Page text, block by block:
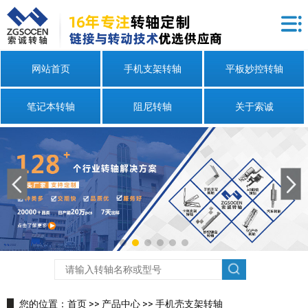
网站首页 手机支架转轴 平板妙控转轴
笔记本转轴 阻尼转轴 关于索诚
您的位置： 首页 >> 产品中心 >> 手机壳支架转轴